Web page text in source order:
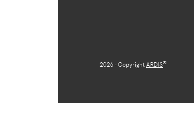
2026 - Copyright ARDIS®